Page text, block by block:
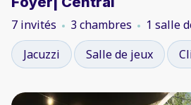
7 invités 3 chambres
1 salle
Jacuzzi
Salle de jeux